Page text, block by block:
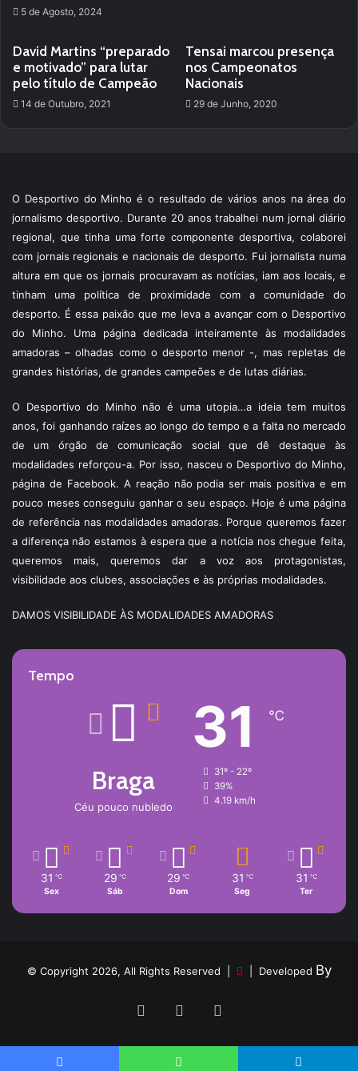
5 de Agosto, 2024
David Martins “preparado
e motivado” para lutar
pelo título de Campeão
14 de Outubro, 2021
Tensai marcou presença
nos Campeonatos
Nacionais
29 de Junho, 2020
O Desportivo do Minho é o resultado de vários anos na área do
jornalismo desportivo. Durante 20 anos trabalhei num jornal diário
regional, que tinha uma forte componente desportiva, colaborei
com jornais regionais e nacionais de desporto. Fui jornalista numa
altura em que os jornais procuravam as notícias, iam aos locais, e
tinham uma política de proximidade com a comunidade do
desporto. É essa paixão que me leva a avançar com o Desportivo
do Minho. Uma página dedicada inteiramente às modalidades
amadoras – olhadas como o desporto menor -, mas repletas de
grandes histórias, de grandes campeões e de lutas diárias.
O Desportivo do Minho não é uma utopia…a ideia tem muitos
anos, foi ganhando raízes ao longo do tempo e a falta no mercado
de um órgão de comunicação social que dê destaque às
modalidades reforçou-a. Por isso, nasceu o Desportivo do Minho,
página de Facebook. A reação não podia ser mais positiva e em
pouco meses conseguiu ganhar o seu espaço. Hoje é uma página
de referência nas modalidades amadoras. Porque queremos fazer
a diferença não estamos à espera que a notícia nos chegue feita,
queremos mais, queremos dar a voz aos protagonistas,
visibilidade aos clubes, associações e às próprias modalidades.
DAMOS VISIBILIDADE ÀS MODALIDADES AMADORAS
Tempo
Braga
Céu pouco nubledo
31 ℃
31º - 22º
39%
4.19 km/h
31 ℃
Sex
29 ℃
Sáb
29 ℃
Dom
31 ℃
Seg
31 ℃
Ter
© Copyright 2026, All Rights Reserved | | Developed By
FacebookYouTube